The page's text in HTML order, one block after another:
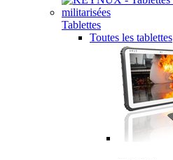
Tablettes
Toutes les tablettes